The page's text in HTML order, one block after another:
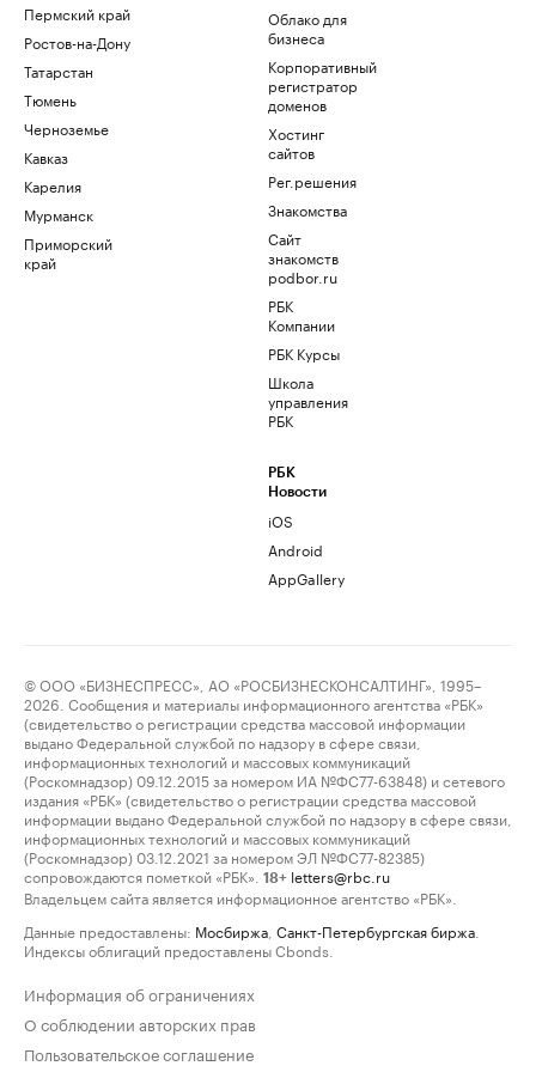
Пермский край
Ростов-на-Дону
Татарстан
Тюмень
Черноземье
Кавказ
Карелия
Мурманск
Приморский
край
Облако для
бизнеса
Корпоративный
регистратор
доменов
Хостинг
сайтов
Рег.решения
Знакомства
Сайт
знакомств
podbor.ru
РБК
Компании
РБК Курсы
Школа
управления
РБК
РБК
Новости
iOS
Android
AppGallery
© ООО «БИЗНЕСПРЕСС», АО «РОСБИЗНЕСКОНСАЛТИНГ», 1995–
2026. Сообщения и материалы информационного агентства «РБК»
(свидетельство о регистрации средства массовой информации
выдано Федеральной службой по надзору в сфере связи,
информационных технологий и массовых коммуникаций
(Роскомнадзор) 09.12.2015 за номером ИА №ФС77-63848) и сетевого
издания «РБК» (свидетельство о регистрации средства массовой
информации выдано Федеральной службой по надзору в сфере связи,
информационных технологий и массовых коммуникаций
(Роскомнадзор) 03.12.2021 за номером ЭЛ №ФС77-82385)
сопровождаются пометкой «РБК».
18+ letters@rbc.ru
Владельцем сайта является информационное агентство «РБК».
Данные предоставлены: Мосбиржа Санкт-Петербургская биржа
Индексы облигаций предоставлены Cbonds.
Информация об ограничениях
О соблюдении авторских прав
Пользовательское соглашение